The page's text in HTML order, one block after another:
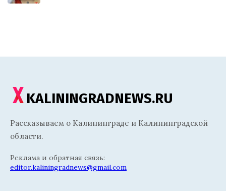
KALININGRADNEWS.RU
Рассказываем о Калининграде и Калининградской
области.
Реклама и обратная связь:
editor.kaliningradnews@gmail.com